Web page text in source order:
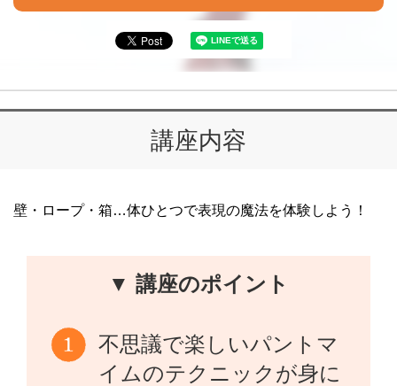
講座内容
壁・ロープ・箱…体ひとつで表現の魔法を体験しよう！
▼ 講座のポイント
不思議で楽しいパントマ
イムのテクニックが身に